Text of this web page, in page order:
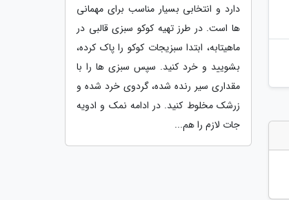
دارد و انتخابی بسیار مناسب برای مهمانی
ها است. در طرز تهیه کوکو سبزی قالبی در
ماهیتابه، ابتدا سبزیجات کوکو را پاک کرده،
بشویید و خرد کنید. سپس سبزی ها را با
مقداری سیر رنده شده، گردوی خرد شده و
زرشک مخلوط کنید. در ادامه نمک و ادویه
جات لازم را هم...